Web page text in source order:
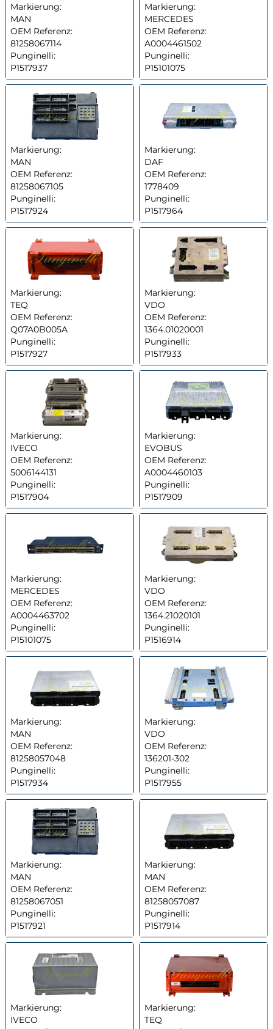
Markierung:
MAN
OEM Referenz:
81258067114
Punginelli:
P1517937
Markierung:
MERCEDES
OEM Referenz:
A0004461502
Punginelli:
P15101075
Markierung:
MAN
OEM Referenz:
81258067105
Punginelli:
P1517924
Markierung:
DAF
OEM Referenz:
1778409
Punginelli:
P1517964
Markierung:
TEQ
OEM Referenz:
Q07A0B005A
Punginelli:
P1517927
Markierung:
VDO
OEM Referenz:
1364.01020001
Punginelli:
P1517933
Markierung:
IVECO
OEM Referenz:
5006144131
Punginelli:
P1517904
Markierung:
EVOBUS
OEM Referenz:
A0004460103
Punginelli:
P1517909
Markierung:
MERCEDES
OEM Referenz:
A0004463702
Punginelli:
P15101075
Markierung:
VDO
OEM Referenz:
1364.21020101
Punginelli:
P1516914
Markierung:
MAN
OEM Referenz:
81258057048
Punginelli:
P1517934
Markierung:
VDO
OEM Referenz:
136201-302
Punginelli:
P1517955
Markierung:
MAN
OEM Referenz:
81258067051
Punginelli:
P1517921
Markierung:
MAN
OEM Referenz:
81258057087
Punginelli:
P1517914
Markierung:
IVECO
Markierung:
TEQ